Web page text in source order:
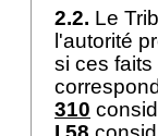
2.2. Le
l'autorité
si ces
310